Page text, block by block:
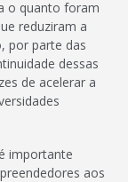
o quanto foram
reduziram a
por parte das
dessas
de acelerar a
importante
aos